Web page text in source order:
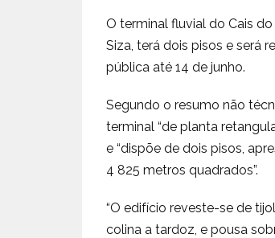
O terminal fluvial do Cais
Siza, terá dois pisos e será
pública até 14 de junho.
Segundo o resumo não
terminal “de planta
e “dispõe de dois pisos,
4 825 metros quadrados”.
“O edifício reveste-se de
colina a tardoz, e pousa